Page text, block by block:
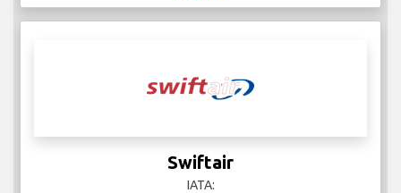
Swiftair
IATA: